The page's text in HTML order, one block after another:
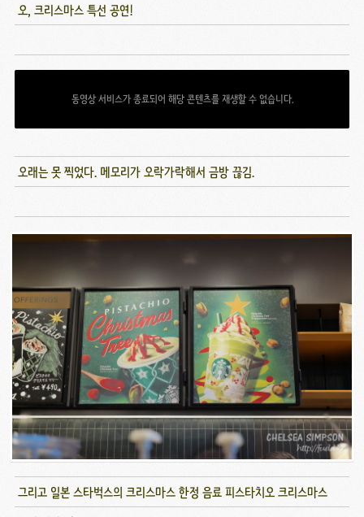
오, 크리스마스 특선 공연!
동영상 서비스가 종료되어 해당 콘텐츠를 재생할 수 없습니다.
오래는 못 찍었다. 메모리가 오락가락해서 금방 끊김.
그리고 일본 스타벅스의 크리스마스 한정 음료 피스타치오 크리스마스